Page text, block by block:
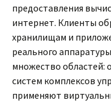
предоставления
интернет. Клиенты
хранилищам и
реального
множество областей:
систем комплексов
применяют